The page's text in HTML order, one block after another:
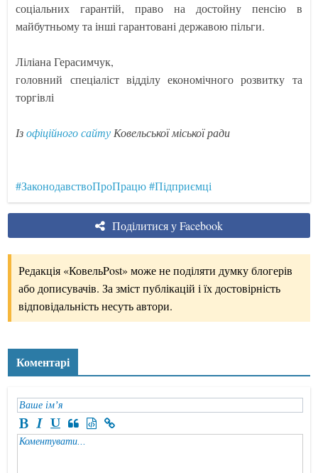
соціальних гарантій, право на достойну пенсію в
майбутньому та інші гарантовані державою пільги.
Ліліана Герасимчук,
головний спеціаліст відділу економічного розвитку та
торгівлі
Ізофіційного сайту Ковельської міської ради
#ЗаконодавствоПроПрацю #Підприємці
Поділитися у Facebook
Редакція «КовельPost» може не поділяти думку блогерів
або дописувачів. За зміст публікацій і їх достовірність
відповідальність несуть автори.
Коментарі